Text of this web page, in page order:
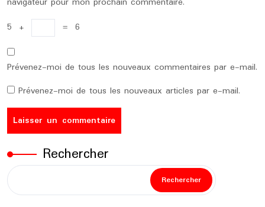
5 + = 6
Prévenez-moi de tous les nouveaux commentaires par e-mail.
Prévenez-moi de tous les nouveaux articles par e-mail.
Rechercher
Rechercher